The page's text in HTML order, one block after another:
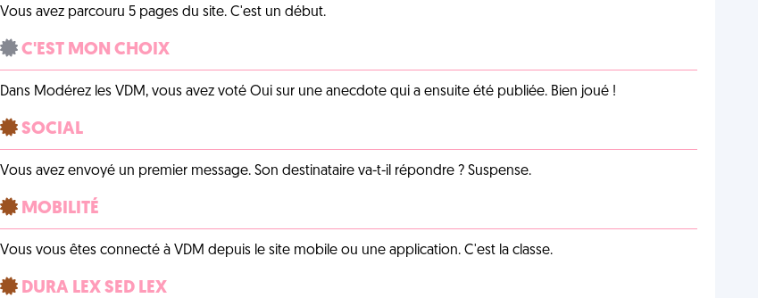
Vous avez parcouru 5 pages du site. C'est un début.
C'EST MON CHOIX
Dans Modérez les VDM, vous avez voté Oui sur une anecdote qui a ensuite été publiée. Bien joué !
SOCIAL
Vous avez envoyé un premier message. Son destinataire va-t-il répondre ? Suspense.
MOBILITÉ
Vous vous êtes connecté à VDM depuis le site mobile ou une application. C'est la classe.
DURA LEX SED LEX